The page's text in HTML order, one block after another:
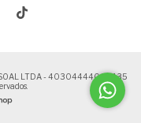
LTDA - 40304444000135